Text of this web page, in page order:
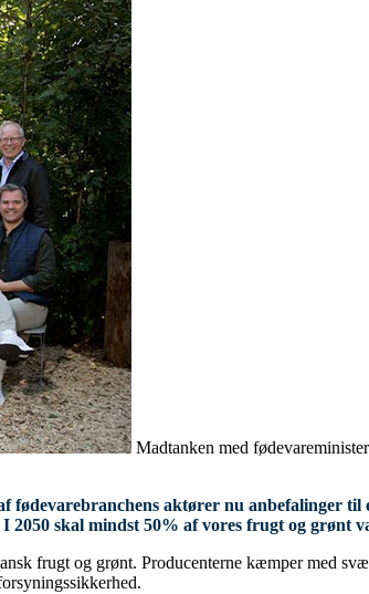
Madtanken med
aktører nu anbefalinger
skal mindst 50% af vores frugt og grønt
frugt og grønt. Producenterne kæmper med